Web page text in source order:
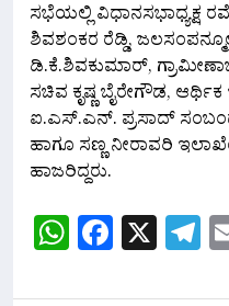
ಸಭೆಯಲ್ಲಿ ವಿಧಾನಸಭಾಧ್ಯಕ್ಷ
ಶಿವಶಂಕರ ರೆಡ್ಡಿ,
ಡಿ.ಕೆ.ಶಿವಕುಮಾರ್,
ಸಚಿವ ಕೃಷ್ಣ ಬೈರೇಗೌಡ,
ಐ.ಎಸ್.ಎನ್. ಪ್ರಸಾದ್
ಹಾಗೂ ಸಣ್ಣ ನೀರಾವರಿ
ಹಾಜರಿದ್ದರು.
X